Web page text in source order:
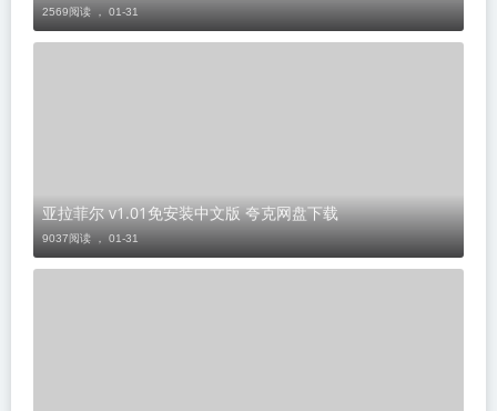
2569阅读 ， 01-31
亚拉菲尔 v1.01免安装中文版 夸克网盘下载
9037阅读 ， 01-31